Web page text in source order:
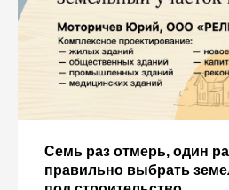
Семь раз отмерь, один
правильно выбрать